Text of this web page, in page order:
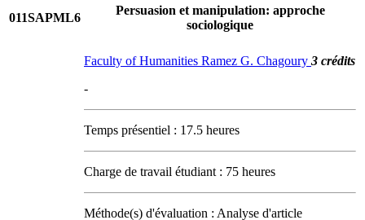
011SAPML6
Persuasion et manipulation: approche
sociologique
Faculty of Humanities Ramez G. Chagoury 3 crédits
-
Temps présentiel : 17.5 heures
Charge de travail étudiant : 75 heures
Méthode(s) d'évaluation : Analyse d'article